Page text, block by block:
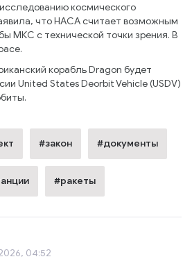
космического
что НАСА считает возможным
МКС с технической точки зрения. В
корабль Dragon будет
United States Deorbit Vehicle (USDV)
#закон #документы
#ракеты
04:52